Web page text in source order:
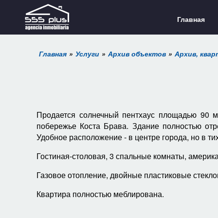
Главная
Главная Услуги Архив объектов Архив,
Продается солнечный пентхаус площадью
побережье Коста Брава. Здание полностью
Удобное расположение - в центре города, но в
Гостиная-столовая, 3 спальные комнаты,
Газовое отопление, двойные пластиковые
Квартира полностью меблирована.